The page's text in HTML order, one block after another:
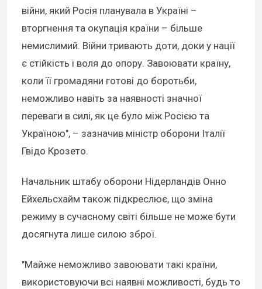
війни, який Росія планувала в Україні –
вторгнення та окупація країни – більше
немислимий. Війни тривають доти, доки у нації
є стійкість і воля до опору. Завоювати країну,
коли її громадяни готові до боротьби,
неможливо навіть за наявності значної
переваги в силі, як це було між Росією та
Україною", – зазначив міністр оборони Італії
Гвідо Крозето.
Начальник штабу оборони Нідерландів Онно
Ейхельсхайм також підкреслює, що зміна
режиму в сучасному світі більше не може бути
досягнута лише силою зброї.
"Майже неможливо завоювати такі країни,
використовуючи всі наявні можливості, будь то